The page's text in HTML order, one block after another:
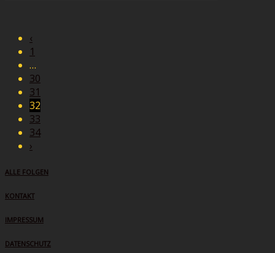
‹
1
…
30
31
32
33
34
›
ALLE FOLGEN
KONTAKT
IMPRESSUM
DATENSCHUTZ